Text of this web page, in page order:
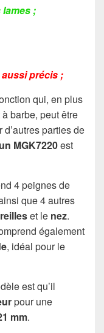
lames ;
aussi précis ;
qui, en plus
barbe, peut être
parties de
MGK7220est
4 peignes de
que 4 autres
et le nez.
également
, idéal pour le
est qu’il
pour une
mm.